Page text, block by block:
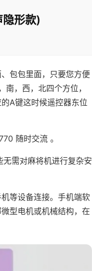
形款)
包包里面，只要您方便
，西，北四个方位，
A键这时候遥控器东位
随时交流 。
需对麻将机进行复杂安
等设备连接。手机端软
型电机或机械结构，在